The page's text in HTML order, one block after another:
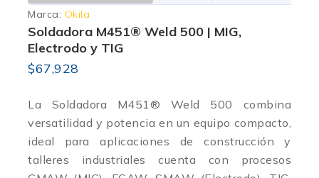
Marca: Okila
Soldadora M451® Weld 500 | MIG,
Electrodo y TIG
$67,928
La Soldadora M451® Weld 500 combina
versatilidad y potencia en un equipo compacto,
ideal para aplicaciones de construcción y
talleres industriales cuenta con procesos